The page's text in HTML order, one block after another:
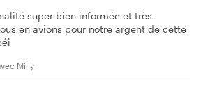
super bien informée et très
en avions pour notre argent de cette
Milly